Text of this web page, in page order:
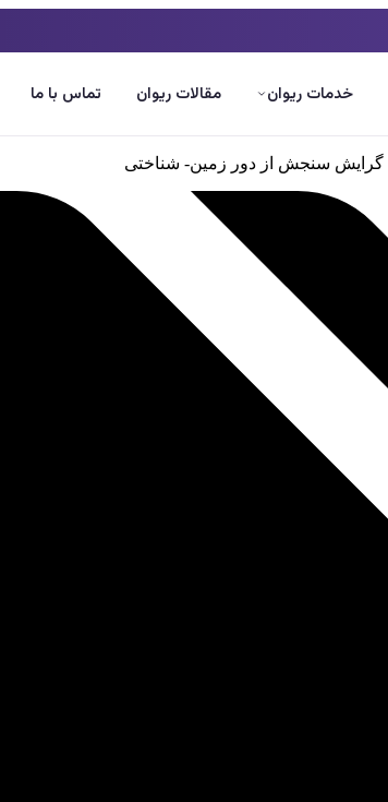
خدمات ریوان مقالات ریوان تماس با ما